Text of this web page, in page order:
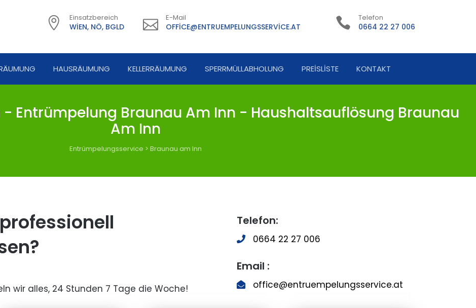
Einsatzbereich
WIEN, NÖ, BGLD
E-Mail
OFFICE@ENTRUEMPELUNGSSERVICE.AT
Telefon
0664 22 27 006
HAUSRÄUMUNG KELLERRÄUMUNG SPERRMÜLLABHOLUNG PREISLISTE KONTAKT
Entrümpelung Braunau Am Inn - Haushaltsauflösung Braunau
Am Inn
Entrümpelungsservice > Braunau am Inn
wir alles, 24 Stunden 7 Tage die Woche!
Telefon:
0664 22 27 006
Email :
office@entruempelungsservice.at